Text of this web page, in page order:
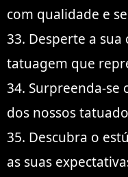
com qualidade e
33. Desperte a
tatuagem que
34. Surpreenda-se
dos nossos
35. Descubra o
as suas